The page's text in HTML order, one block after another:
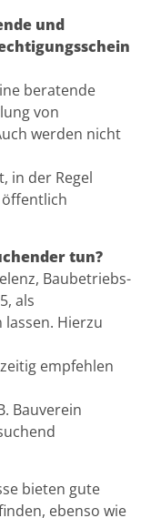
und
beratende
von
werden nicht
in der Regel
tun?
Baubetriebs-
als
Hierzu
empfehlen
Bauverein
bieten gute
ebenso wie